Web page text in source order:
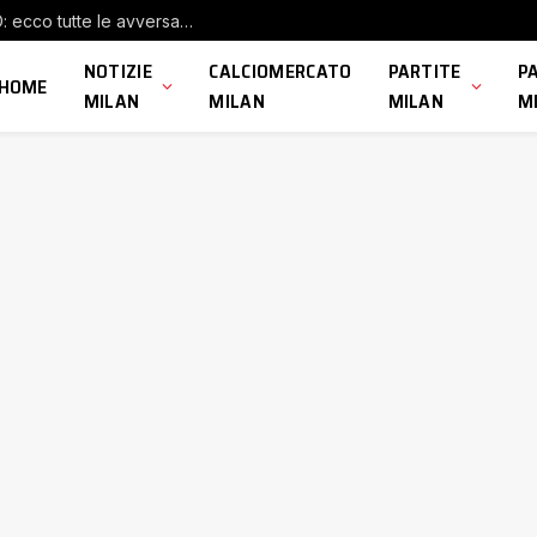
Milan Futuro, ufficiale il Girone B di Serie D: ecco tutte le avversarie dei rossoneri
NOTIZIE
MILAN
CALCIOMERCATO
MILAN
PARTITE
MILAN